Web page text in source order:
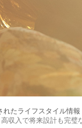
れたライフスタイル情報
収入で将来設計も完